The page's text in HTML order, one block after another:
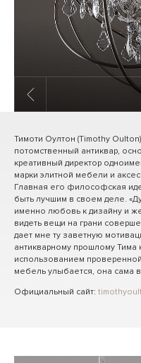
Тимоти Оултон (Timothy
потомственный антиквар,
креативный директор
марки элитной мебели и
Главная его философская
быть лучшим в своем деле.
именно любовь к дизайну и
видеть вещи на грани
дает мне ту заветную
антикварному прошлому
использованием
мебель улыбается, она сама
Официальный сайт: